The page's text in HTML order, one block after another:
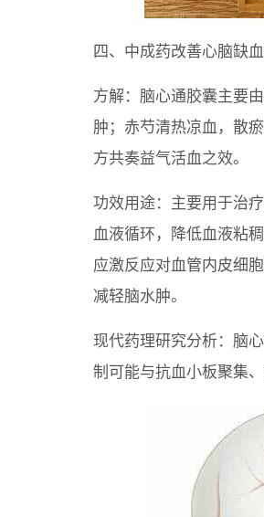
四、中成药改善心脑缺
方解：脑心通胶囊主要
肿；赤芍清热凉血，散
方共奏益气活血之效。
功效用途：主要用于治
血液循环，降低血液粘
应激反应对血管内皮细
减轻脑水肿。
现代药理研究分析：脑
制可能与抗血小板聚集